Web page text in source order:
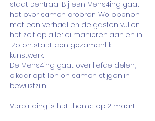
staat centraal. Bij een Mens4ing gaat
het over samen creëren. We openen
met een verhaal en de gasten vullen
het zelf op allerlei manieren aan en in.
Zo ontstaat een gezamenlijk
kunstwerk.
De Mens4ing gaat over liefde delen,
elkaar optillen en samen stijgen in
bewustzijn.
Verbinding is het thema op 2 maart.